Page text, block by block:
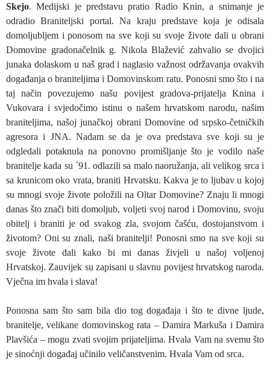
Skejo. Medijski je predstavu pratio Radio Knin, a snimanje je
odradio Braniteljski portal. Na kraju predstave koja je odisala
domoljubljem i ponosom na sve koji su svoje živote dali u obrani
Domovine gradonačelnik g. Nikola Blažević zahvalio se dvojici
junaka dolaskom u naš grad i naglasio važnost održavanja ovakvih
događanja o braniteljima i Domovinskom ratu. Ponosni smo što i na
taj način povezujemo našu povijest gradova-prijatelja Knina i
Vukovara i svjedočimo istinu o našem hrvatskom narodu, našim
braniteljima, našoj junačkoj obrani Domovine od srpsko-četničkih
agresora i JNA. Nadam se da je ova predstava sve koji su je
odgledali potaknula na ponovno promišljanje što je vodilo naše
branitelje kada su ´91. odlazili sa malo naoružanja, ali velikog srca i
sa krunicom oko vrata, braniti Hrvatsku. Kakva je to ljubav u kojoj
su mnogi svoje živote položili na Oltar Domovine? Znaju li mnogi
danas što znači biti domoljub, voljeti svoj narod i Domovinu, svoju
obitelj i braniti je od svakog zla, svojom čašću, dostojanstvom i
životom? Oni su znali, naši branitelji! Ponosni smo na sve koji su
svoje živote dali kako bi mi danas živjeli u našoj voljenoj
Hrvatskoj. Zauvijek su zapisani u slavnu povijest hrvatskog naroda.
Vječna im hvala i slava!
Ponosna sam što sam bila dio tog događaja i što te divne ljude,
branitelje, velikane domovinskog rata – Damira Markuša i Damira
Plavšića – mogu zvati svojim prijateljima. Hvala Vam na svemu što
je sinoćnji događaj učinilo veličanstvenim. Hvala Vam od srca.